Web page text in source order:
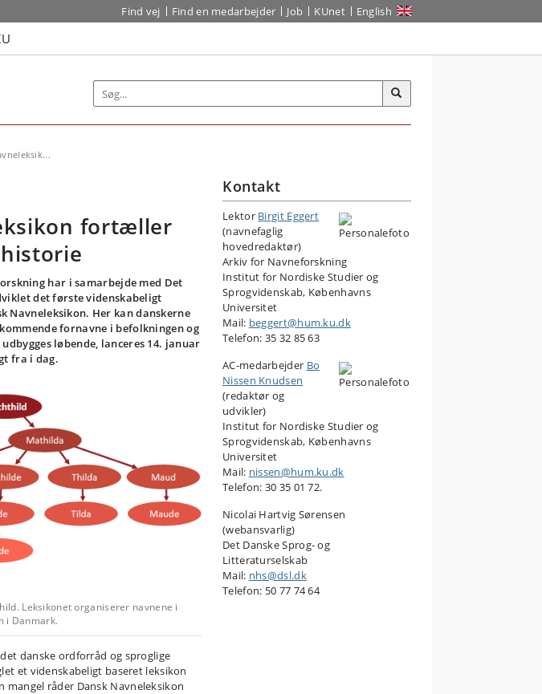
Find vej Find en medarbejder Job KUnet English
fortæller
har i samarbejde med Det
det første videnskabeligt
Navneleksikon. Her kan danskerne
fornavne i befolkningen og
løbende, lanceres 14. januar
fra i dag.
Leksikonet organiserer navnene i
i Danmark.
danske ordforråd og sproglige
et videnskabeligt baseret leksikon
mangel råder Dansk Navneleksikon
Kontakt
Lektor Birgit Eggert
(navnefaglig
hovedredaktør)
Arkiv for Navneforskning
Institut for Nordiske Studier og
Sprogvidenskab, Københavns
Universitet
Mail: beggert@hum.ku.dk
Telefon: 35 32 85 63
AC-medarbejder Bo
Nissen Knudsen
(redaktør og
udvikler)
Institut for Nordiske Studier og
Sprogvidenskab, Københavns
Universitet
Mail: nissen@hum.ku.dk
Telefon: 30 35 01 72.
Nicolai Hartvig Sørensen
(webansvarlig)
Det Danske Sprog- og
Litteraturselskab
Mail: nhs@dsl.dk
Telefon: 50 77 74 64